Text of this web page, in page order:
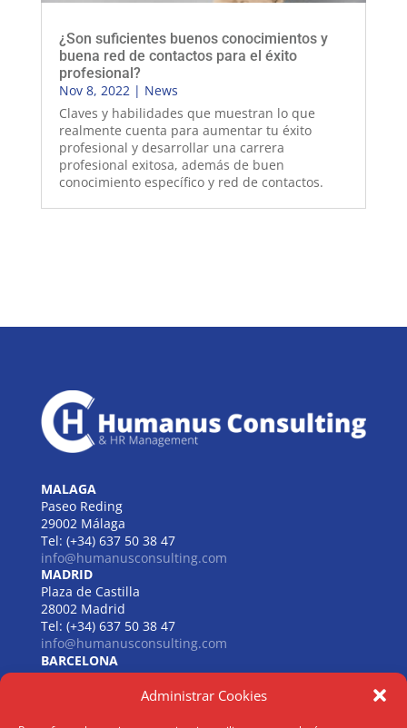
Administrar Cookies
¿Son suficientes buenos conocimientos y
buena red de contactos para el éxito
profesional?
Nov 8, 2022 | News
Claves y habilidades que muestran lo que
realmente cuenta para aumentar tu éxito
profesional y desarrollar una carrera
profesional exitosa, además de buen
conocimiento específico y red de contactos.
MALAGA
Paseo Reding
29002 Málaga
Tel: (+34) 637 50 38 47
info@humanusconsulting.com
MADRID
Plaza de Castilla
28002 Madrid
Tel: (+34) 637 50 38 47
info@humanusconsulting.com
BARCELONA
Carrer de Beethoven